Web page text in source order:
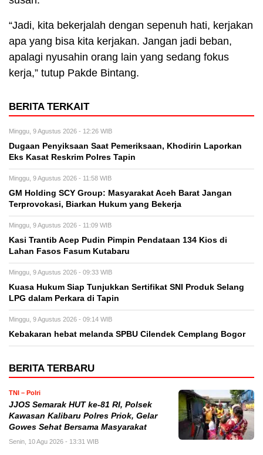
“Jadi, kita bekerjalah dengan sepenuh hati, kerjakan
apa yang bisa kita kerjakan. Jangan jadi beban,
apalagi nyusahin orang lain yang sedang fokus
kerja,” tutup Pakde Bintang.
BERITA TERKAIT
Minggu, 9 Agustus 2026 - 12:26 WIB
Dugaan Penyiksaan Saat Pemeriksaan, Khodirin Laporkan
Eks Kasat Reskrim Polres Tapin
Minggu, 9 Agustus 2026 - 11:58 WIB
GM Holding SCY Group: Masyarakat Aceh Barat Jangan
Terprovokasi, Biarkan Hukum yang Bekerja
Minggu, 9 Agustus 2026 - 11:09 WIB
Kasi Trantib Acep Pudin Pimpin Pendataan 134 Kios di
Lahan Fasos Fasum Kutabaru
Minggu, 9 Agustus 2026 - 09:33 WIB
Kuasa Hukum Siap Tunjukkan Sertifikat SNI Produk Selang
LPG dalam Perkara di Tapin
Minggu, 9 Agustus 2026 - 09:14 WIB
Kebakaran hebat melanda SPBU Cilendek Cemplang Bogor
BERITA TERBARU
TNI – Polri
JJOS Semarak HUT ke-81 RI, Polsek
Kawasan Kalibaru Polres Priok, Gelar
Gowes Sehat Bersama Masyarakat
Senin, 10 Agu 2026 - 13:31 WIB